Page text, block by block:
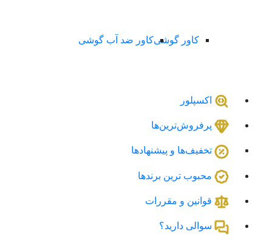
کاور گوشیکاور ضد آب گوشی
اکسپلور
پرفروش‌ترین‌ها
تخفیف‌ها و پیشنهادها
محبوب ترین برندها
قوانین و مقررات
سوالی دارید؟